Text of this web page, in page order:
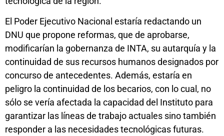
El Poder Ejecutivo Nacional estaría redactando un
DNU que propone reformas, que de aprobarse,
modificarían la gobernanza de INTA, su autarquía y la
continuidad de sus recursos humanos designados por
concurso de antecedentes. Además, estaría en
peligro la continuidad de los becarios, con lo cual, no
sólo se vería afectada la capacidad del Instituto para
garantizar las líneas de trabajo actuales sino también
responder a las necesidades tecnológicas futuras.